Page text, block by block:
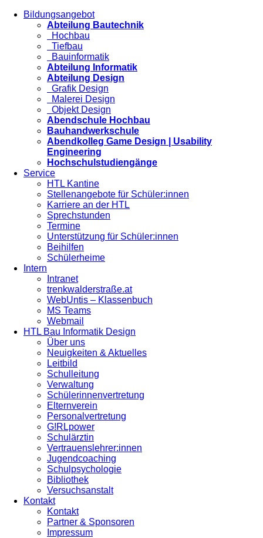
Bildungsangebot
Abteilung Bautechnik
Hochbau
Tiefbau
Bauinformatik
Abteilung Informatik
Abteilung Design
Grafik Design
Malerei Design
Objekt Design
Abendschule Hochbau
Bauhandwerkschule
Abendkolleg Game Design | Usability
Engineering
Hochschulstudiengänge
Service
HTL Kantine
Stellenangebote für Schüler:innen
Karriere an der HTL
Sprechstunden
Termine
Unterstützung für Schüler:innen
Beihilfen
Schülerheime
Intern
Intranet
trenkwalderstraße.at
WebUntis – Klassenbuch
MS Teams
Webmail
HTL Bau Informatik Design
Über uns
Neuigkeiten & Aktuelles
Leitbild
Schulleitung
Verwaltung
Schülerinnenvertretung
Elternverein
Personalvertretung
G!RLpower
Schulärztin
Vertrauenslehrer:innen
Jugendcoaching
Schulpsychologie
Bibliothek
Versuchsanstalt
Kontakt
Kontakt
Partner & Sponsoren
Impressum